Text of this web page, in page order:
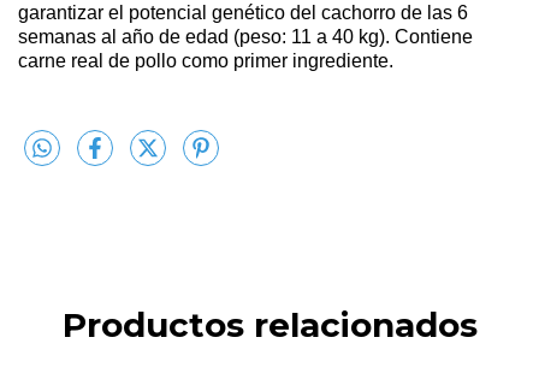
garantizar el potencial genético del cachorro de las 6
semanas al año de edad (peso: 11 a 40 kg). Contiene
carne real de pollo como primer ingrediente.
Productos relacionados